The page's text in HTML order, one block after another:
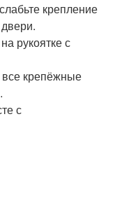
крепление
рукоятке с
все крепёжные
с